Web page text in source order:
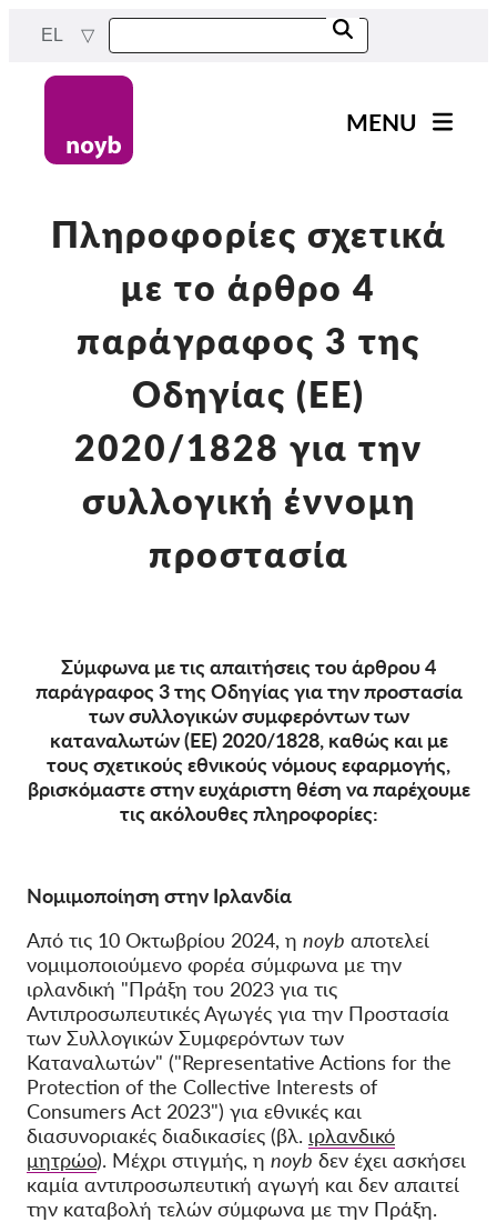
content
EL
MENU
Η δουλειά μας
Υποθέσεις ανά ΑΠΔ
Όλες οι περιπτώσεις
Reports & Resources
Exercise your rights!
Στήριξέ μας!
Tax deductability
Σύνδεση Μέλους
Σχετικά με εμάς
Ομάδα
Συχνές ερωτήσεις
Συλλογική έννομη
προστασία
OnionShare
ΜΜΕ
Επικοινωνία
GDPRhub
Πληροφορίες σχετικά
με το άρθρο 4
παράγραφος 3 της
Οδηγίας (ΕΕ)
2020/1828 για την
συλλογική έννομη
προστασία
Σύμφωνα με τις απαιτήσεις του άρθρου 4
παράγραφος 3 της Οδηγίας για την προστασία
των συλλογικών συμφερόντων των
καταναλωτών (ΕΕ) 2020/1828, καθώς και με
τους σχετικούς εθνικούς νόμους εφαρμογής,
βρισκόμαστε στην ευχάριστη θέση να παρέχουμε
τις ακόλουθες πληροφορίες:
Νομιμοποίηση στην Ιρλανδία
Από τις 10 Οκτωβρίου 2024, η noyb αποτελεί
νομιμοποιούμενο φορέα σύμφωνα με την
ιρλανδική "Πράξη του 2023 για τις
Αντιπροσωπευτικές Αγωγές για την Προστασία
των Συλλογικών Συμφερόντων των
Καταναλωτών" ("Representative Actions for the
Protection of the Collective Interests of
Consumers Act 2023") για εθνικές και
διασυνοριακές διαδικασίες (βλ. ιρλανδικό
μητρώο). Μέχρι στιγμής, η noyb δεν έχει ασκήσει
καμία αντιπροσωπευτική αγωγή και δεν απαιτεί
την καταβολή τελών σύμφωνα με την Πράξη.